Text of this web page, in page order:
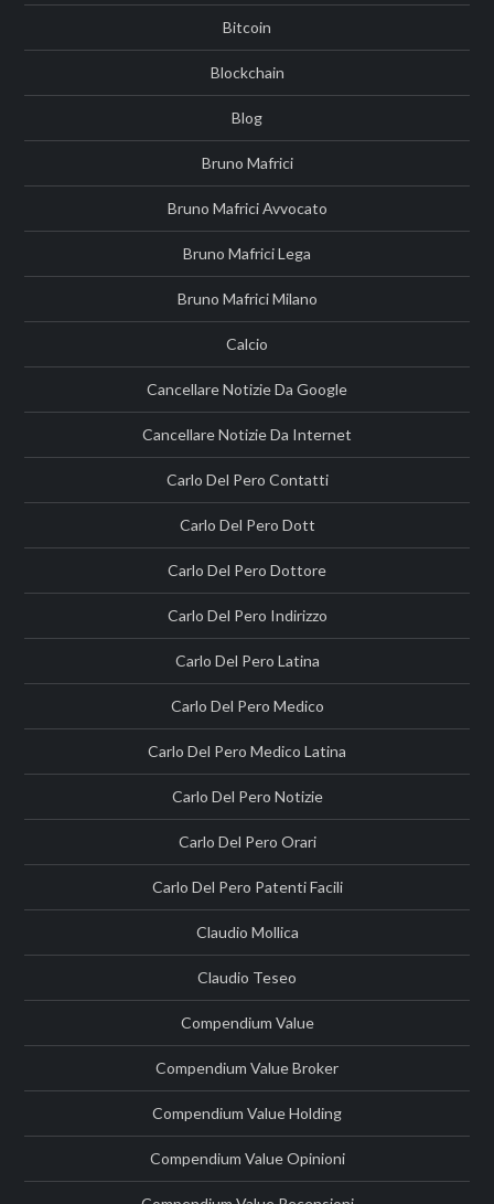
Bitcoin
Blockchain
Blog
Bruno Mafrici
Bruno Mafrici Avvocato
Bruno Mafrici Lega
Bruno Mafrici Milano
Calcio
Cancellare Notizie Da Google
Cancellare Notizie Da Internet
Carlo Del Pero Contatti
Carlo Del Pero Dott
Carlo Del Pero Dottore
Carlo Del Pero Indirizzo
Carlo Del Pero Latina
Carlo Del Pero Medico
Carlo Del Pero Medico Latina
Carlo Del Pero Notizie
Carlo Del Pero Orari
Carlo Del Pero Patenti Facili
Claudio Mollica
Claudio Teseo
Compendium Value
Compendium Value Broker
Compendium Value Holding
Compendium Value Opinioni